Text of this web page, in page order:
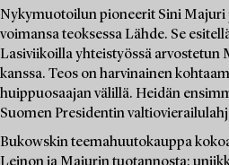
Nykymuotoilun pioneerit Sini Majuri
voimansa teoksessa Lähde. Se
Lasiviikoilla yhteistyössä arvostetun
kanssa. Teos on harvinainen
huippuosaajan välillä. Heidän
Suomen Presidentin
Bukowskin teemahuutokauppa